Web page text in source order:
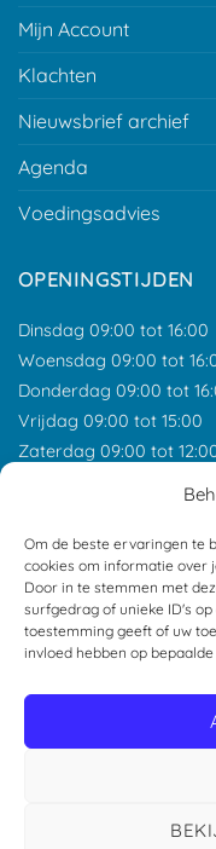
Om de beste ervaringen te
cookies om informatie over
Door in te stemmen met
surfgedrag of unieke ID's
toestemming geeft of uw
invloed hebben op
Mijn Account
Klachten
Nieuwsbrief archief
Agenda
Voedingsadvies
OPENINGSTIJDEN
Dinsdag 09:00 tot 16:00
Woensdag 09:00 tot
Donderdag 09:00 tot
Vrijdag 09:00 tot 15:00
Zaterdag 09:00 tot
ONZE RECENSIES